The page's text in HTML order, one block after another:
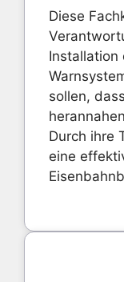
Diese
Installation
sollen,
Durch ihre
eine